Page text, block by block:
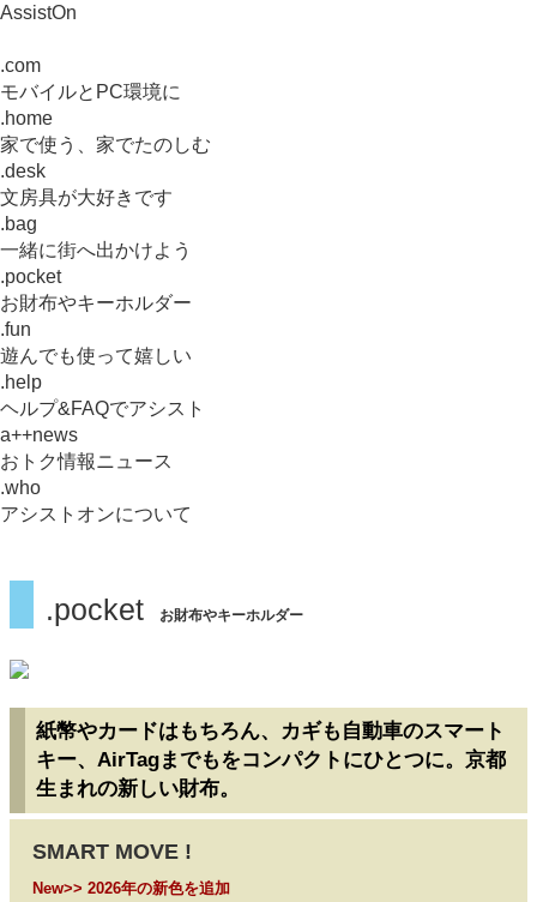
.pocket お財布やキーホルダー
紙幣やカードはもちろん、カギも自動車のスマート
キー、AirTagまでもをコンパクトにひとつに。京都
生まれの新しい財布。
SMART MOVE !
New>> 2026年の新色を追加
AssistOn
.com
モバイルとPC環境に
.home
家で使う、家でたのしむ
.desk
文房具が大好きです
.bag
一緒に街へ出かけよう
.pocket
お財布やキーホルダー
.fun
遊んでも使って嬉しい
.help
ヘルプ&FAQでアシスト
a++news
おトク情報ニュース
.who
アシストオンについて